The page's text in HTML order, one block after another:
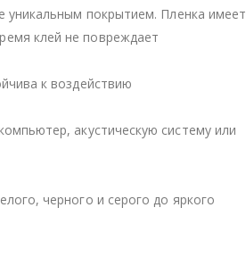
уникальным покрытием. Пленка имеет
клей не повреждает
к воздействию
акустическую систему или
черного и серого до яркого